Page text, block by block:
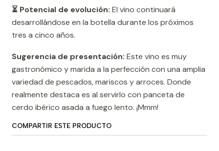
⏳ Potencial de evolución: El vino continuará
desarrollándose en la botella durante los próximos
tres a cinco años.
Sugerencia de presentación: Este vino es muy
gastronómico y marida a la perfección con una amplia
variedad de pescados, mariscos y arroces. Donde
realmente destaca es al servirlo con panceta de
cerdo ibérico asada a fuego lento. ¡Mmm!
COMPARTIR ESTE PRODUCTO